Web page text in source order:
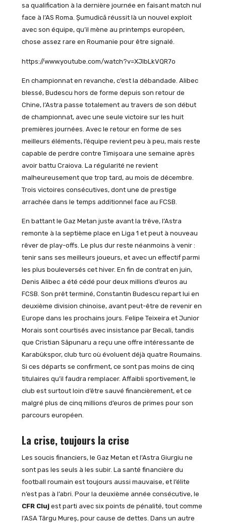
sa qualification à la dernière journée en faisant match nul
face à l’AS Roma. Șumudică réussit là un nouvel exploit
avec son équipe, qu’il mène au printemps européen,
chose assez rare en Roumanie pour être signalé.
https://www.youtube.com/watch?v=XJIbLkVQR7o
En championnat en revanche, c’est la débandade. Alibec
blessé, Budescu hors de forme depuis son retour de
Chine, l’Astra passe totalement au travers de son début
de championnat, avec une seule victoire sur les huit
premières journées. Avec le retour en forme de ses
meilleurs éléments, l’équipe revient peu à peu, mais reste
capable de perdre contre Timișoara une semaine après
avoir battu Craiova. La régularité ne revient
malheureusement que trop tard, au mois de décembre.
Trois victoires consécutives, dont une de prestige
arrachée dans le temps additionnel face au FCSB.
En battant le Gaz Metan juste avant la trêve, l’Astra
remonte à la septième place en Liga 1 et peut à nouveau
rêver de play-offs. Le plus dur reste néanmoins à venir :
tenir sans ses meilleurs joueurs, et avec un effectif parmi
les plus bouleversés cet hiver. En fin de contrat en juin,
Denis Alibec a été cédé pour deux millions d’euros au
FCSB. Son prêt terminé, Constantin Budescu repart lui en
deuxième division chinoise, avant peut-être de revenir en
Europe dans les prochains jours. Felipe Teixeira et Junior
Morais sont courtisés avec insistance par Becali, tandis
que Cristian Săpunaru a reçu une offre intéressante de
Karabükspor, club turc où évoluent déjà quatre Roumains.
Si ces départs se confirment, ce sont pas moins de cinq
titulaires qu’il faudra remplacer. Affaibli sportivement, le
club est surtout loin d’être sauvé financièrement, et ce
malgré plus de cinq millions d’euros de primes pour son
parcours européen.
La crise, toujours la crise
Les soucis financiers, le Gaz Metan et l’Astra Giurgiu ne
sont pas les seuls à les subir. La santé financière du
football roumain est toujours aussi mauvaise, et l’élite
n’est pas à l’abri. Pour la deuxième année consécutive, le
CFR Clujest parti avec six points de pénalité, tout comme
l’ASA Târgu Mureș, pour cause de dettes. Dans un autre